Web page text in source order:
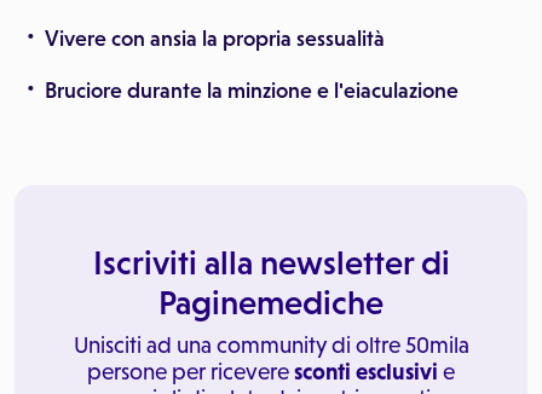
Vivere con ansia la propria sessualità
Bruciore durante la minzione e l'eiaculazione
Iscriviti alla newsletter di
Paginemediche
Unisciti ad una community di oltre 50mila
persone per riceveresconti esclusivi e